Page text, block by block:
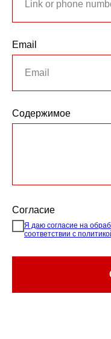
Email
Содержимое
Согласие
Я даю согласие на
соответствии с